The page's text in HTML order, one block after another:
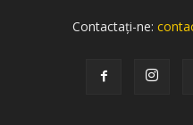
Contactați-ne: